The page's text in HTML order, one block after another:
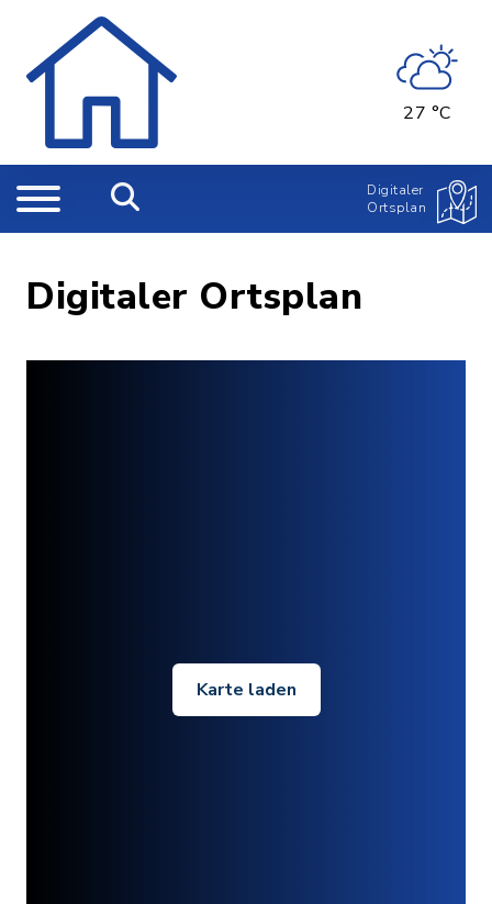
27 °C
Digitaler
Ortsplan
Digitaler Ortsplan
Karte laden